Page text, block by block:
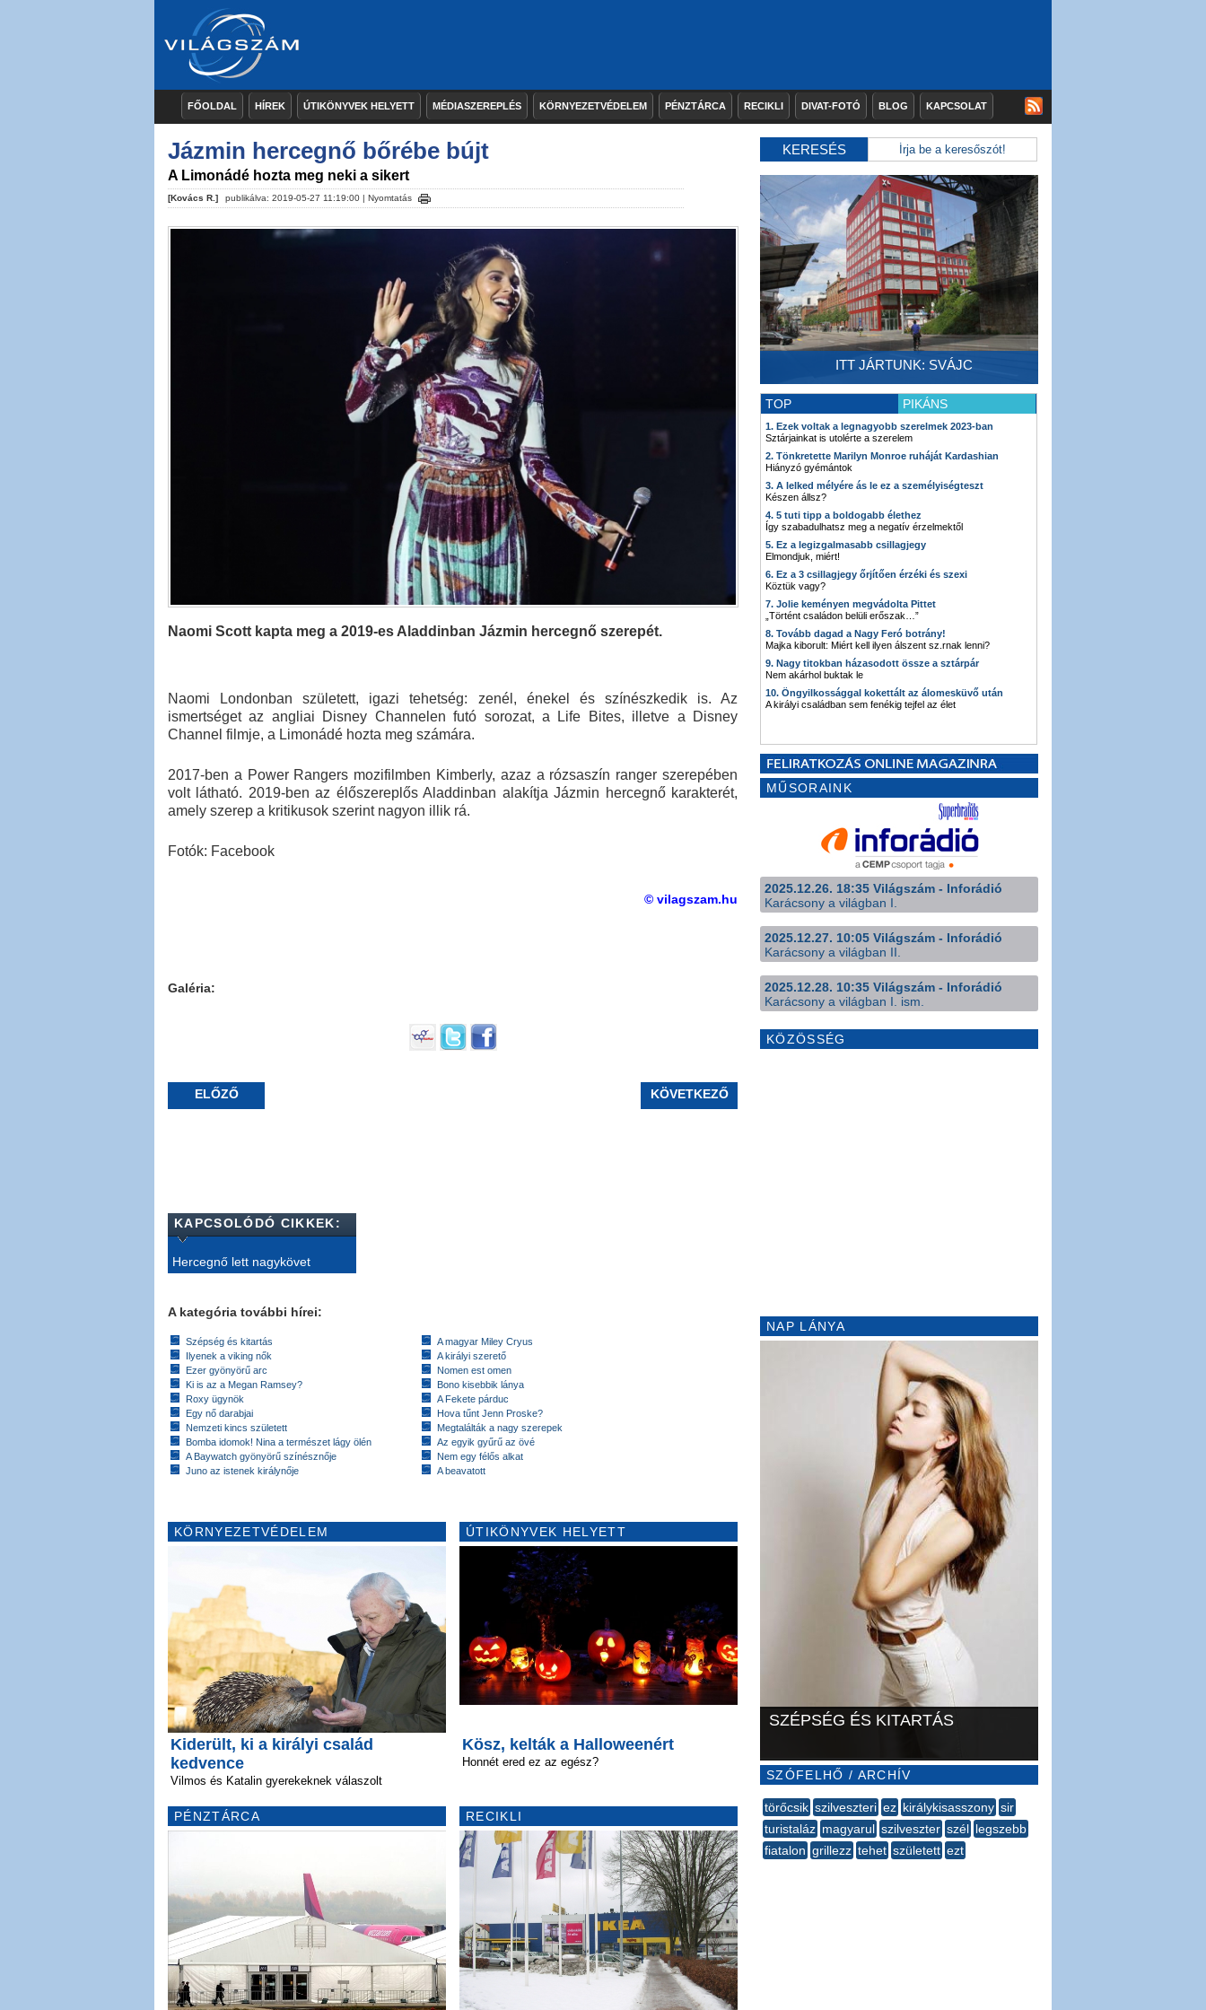
FŐOLDAL HÍREK ÚTIKÖNYVEK HELYETT MÉDIASZEREPLÉS KÖRNYEZETVÉDELEM PÉNZTÁRCA RECIKLI DIVAT-FOTÓ BLOG KAPCSOLAT
Jázmin hercegnő bőrébe bújt
A Limonádé hozta meg neki a sikert
[Kovács R.] publikálva: 2019-05-27 11:19:00 | Nyomtatás
Naomi Scott kapta meg a 2019-es Aladdinban Jázmin hercegnő szerepét.
Naomi Londonban született, igazi tehetség: zenél, énekel és színészkedik is. Az
ismertséget az angliai Disney Channelen futó sorozat, a Life Bites, illetve a Disney
Channel filmje, a Limonádé hozta meg számára.
2017-ben a Power Rangers mozifilmben Kimberly, azaz a rózsaszín ranger szerepében
volt látható. 2019-ben az élőszereplős Aladdinban alakítja Jázmin hercegnő karakterét,
amely szerep a kritikusok szerint nagyon illik rá.
Fotók: Facebook
© vilagszam.hu
Galéria:
ELŐZŐ KÖVETKEZŐ
KAPCSOLÓDÓ CIKKEK:
Hercegnő lett nagykövet
A kategória további hírei:
Szépség és kitartás
Ilyenek a viking nők
Ezer gyönyörű arc
Ki is az a Megan Ramsey?
Roxy ügynök
Egy nő darabjai
Nemzeti kincs született
Bomba idomok! Nina a természet lágy ölén
A Baywatch gyönyörű színésznője
Juno az istenek királynője
A magyar Miley Cryus
A királyi szerető
Nomen est omen
Bono kisebbik lánya
A Fekete párduc
Hova tűnt Jenn Proske?
Megtalálták a nagy szerepek
Az egyik gyűrű az övé
Nem egy félős alkat
A beavatott
KÖRNYEZETVÉDELEM
Kiderült, ki a királyi család
kedvence
Vilmos és Katalin gyerekeknek válaszolt
PÉNZTÁRCA
ÚTIKÖNYVEK HELYETT
Kösz, kelták a Halloweenért
Honnét ered ez az egész?
RECIKLI
KERESÉS
ITT JÁRTUNK: SVÁJC
TOP PIKÁNS
1. Ezek voltak a legnagyobb szerelmek 2023-ban
Sztárjainkat is utolérte a szerelem
2. Tönkretette Marilyn Monroe ruháját Kardashian
Hiányzó gyémántok
3. A lelked mélyére ás le ez a személyiségteszt
Készen állsz?
4. 5 tuti tipp a boldogabb élethez
Így szabadulhatsz meg a negatív érzelmektől
5. Ez a legizgalmasabb csillagjegy
Elmondjuk, miért!
6. Ez a 3 csillagjegy őrjítően érzéki és szexi
Köztük vagy?
7. Jolie keményen megvádolta Pittet
„Történt családon belüli erőszak…”
8. Tovább dagad a Nagy Feró botrány!
Majka kiborult: Miért kell ilyen álszent sz.rnak lenni?
9. Nagy titokban házasodott össze a sztárpár
Nem akárhol buktak le
10. Öngyilkossággal kokettált az álomesküvő után
A királyi családban sem fenékig tejfel az élet
MŰSORAINK
2025.12.26. 18:35 Világszám - Inforádió
Karácsony a világban I.
2025.12.27. 10:05 Világszám - Inforádió
Karácsony a világban II.
2025.12.28. 10:35 Világszám - Inforádió
Karácsony a világban I. ism.
KÖZÖSSÉG
NAP LÁNYA
SZÉPSÉG ÉS KITARTÁS
SZÓFELHŐ / ARCHÍV
törőcsik szilveszteri ez királykisasszony sir
turistaláz magyarul szilveszter szél legszebb
fiatalon grillezz tehet született ezt